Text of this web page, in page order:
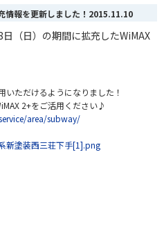
報を更新しました！ 2015.11.10
（日）の期間に拡充したWiMAX
いただけるようになりました！
2+をご活用ください♪
area/subway/